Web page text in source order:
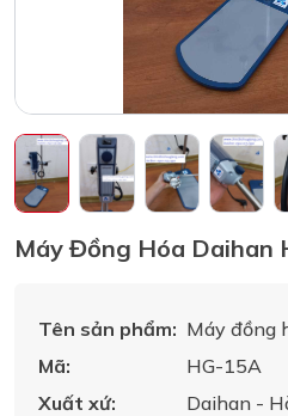
Máy Đồng Hóa Daihan
Tên sản phẩm: Máy đồng
Mã:
HG-15A
Xuất xứ:
Daihan -